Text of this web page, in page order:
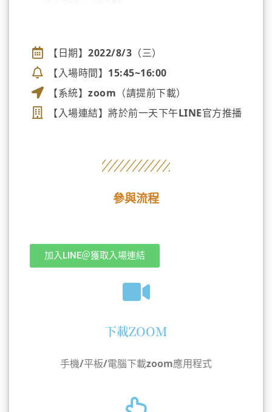
【日期】2022/8/3（三）
【入場時間】15:45~16:00
【系統】zoom（請提前下載）
【入場連結】將於前一天下午LINE官方推播
參與流程
加入LINE＠獲取入場連結
下載ZOOM
手機/平板/電腦下載zoom應用程式